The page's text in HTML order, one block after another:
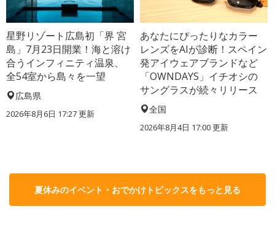
星野リゾート広島初「界 宮
島」7月23日開業！海と溶け
合うインフィニティ温泉、
全54室から島々を一望
広島県
2026年8月6日 17:27更新
あなたにぴったりなカラー
レンズをAIが診断！スペイン
発アイウェアブランドなど
「OWNDAYS」イチオシの
サングラスが続々リリース
全国
2026年8月4日 17:00更新
夏休みのイベント・おでかけトピックスをもっと見る